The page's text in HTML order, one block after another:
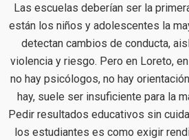
Las escuelas deberían ser la
están los niños y adolescentes la
detectan cambios de conducta,
violencia y riesgo. Pero en Loreto,
no hay psicólogos, no hay
hay, suele ser insuficiente para la
Pedir resultados educativos sin
los estudiantes es como exigir